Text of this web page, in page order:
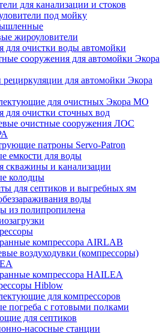
для канализации и стоков
под мойку
жироуловители
для очистки воды автомойки
сооружения для автомойки Экора
рециркуляции для автомойки Экора
для очистных Экора МО
для очистки сточных вод
очистные сооружения ЛОС
патроны Servo-Patron
емкости для воды
скважины и канализации
колодцы
для септиков и выгребных ям
воды
из полипропилена
компрессора AIRLAB
воздуходувки (компрессоры)
компрессора HAILEA
Hiblow
для компрессоров
погреба с готовыми полками
для септиков
насосные станции